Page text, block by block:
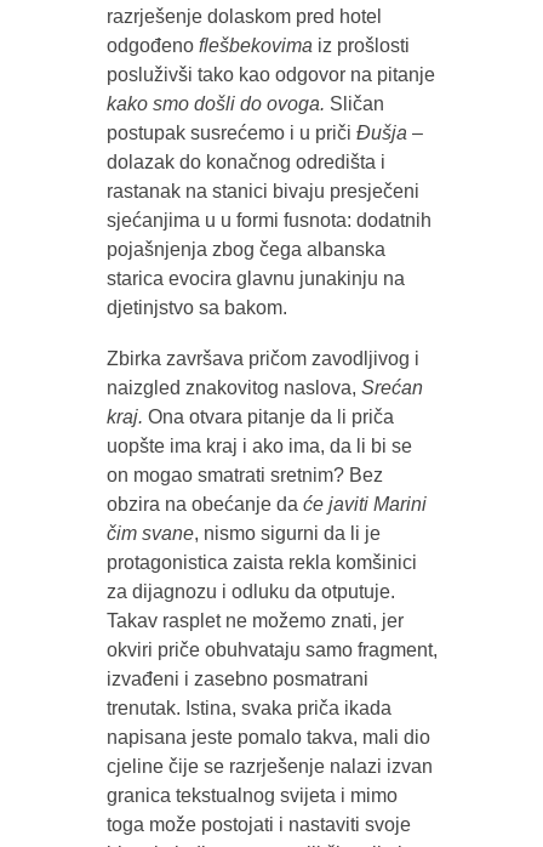
razrješenje dolaskom pred hotel
odgođeno flešbekovima iz prošlosti
posluživši tako kao odgovor na pitanje
kako smo došli do ovoga. Sličan
postupak susrećemo i u priči Đušja –
dolazak do konačnog odredišta i
rastanak na stanici bivaju presječeni
sjećanjima u u formi fusnota: dodatnih
pojašnjenja zbog čega albanska
starica evocira glavnu junakinju na
djetinjstvo sa bakom.
Zbirka završava pričom zavodljivog i
naizgled znakovitog naslova, Srećan
kraj. Ona otvara pitanje da li priča
uopšte ima kraj i ako ima, da li bi se
on mogao smatrati sretnim? Bez
obzira na obećanje da će javiti Marini
čim svane, nismo sigurni da li je
protagonistica zaista rekla komšinici
za dijagnozu i odluku da otputuje.
Takav rasplet ne možemo znati, jer
okviri priče obuhvataju samo fragment,
izvađeni i zasebno posmatrani
trenutak. Istina, svaka priča ikada
napisana jeste pomalo takva, mali dio
cjeline čije se razrješenje nalazi izvan
granica tekstualnog svijeta i mimo
toga može postojati i nastaviti svoje